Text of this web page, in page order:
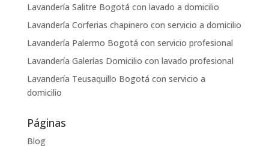
Lavandería Salitre Bogotá con lavado a domicilio
Lavandería Corferias chapinero con servicio a domicilio
Lavandería Palermo Bogotá con servicio profesional
Lavandería Galerías Domicilio con lavado profesional
Lavandería Teusaquillo Bogotá con servicio a
domicilio
Páginas
Blog